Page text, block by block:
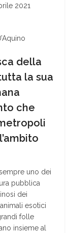
2021
della
la sua
che
uno dei
pubblica
dei
esotici
folle
insieme al